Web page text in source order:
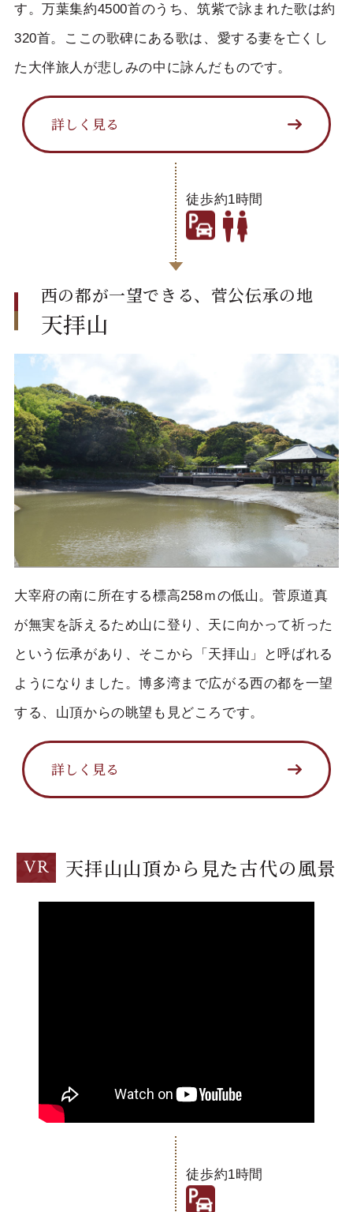
す。万葉集約4500首のうち、筑紫で詠まれた歌は約
320首。ここの歌碑にある歌は、愛する妻を亡くし
た大伴旅人が悲しみの中に詠んだものです。
詳しく見る
徒歩約1時間
西の都が一望できる、菅公伝承の地
天拝山
大宰府の南に所在する標高258ｍの低山。菅原道真
が無実を訴えるため山に登り、天に向かって祈った
という伝承があり、そこから「天拝山」と呼ばれる
ようになりました。博多湾まで広がる西の都を一望
する、山頂からの眺望も見どころです。
詳しく見る
VR 天拝山山頂から見た古代の風景
徒歩約1時間